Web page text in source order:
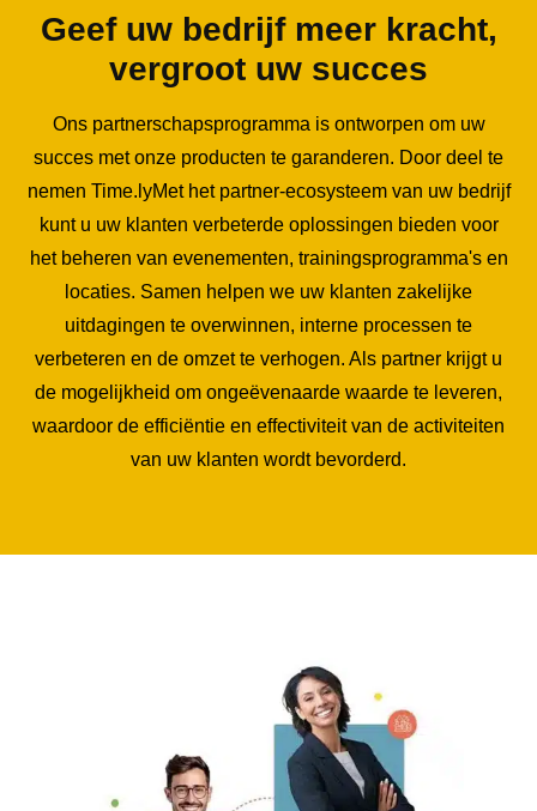
Geef uw bedrijf meer kracht,
vergroot uw succes
Ons partnerschapsprogramma is ontworpen om uw
succes met onze producten te garanderen. Door deel te
nemen Time.lyMet het partner-ecosysteem van uw bedrijf
kunt u uw klanten verbeterde oplossingen bieden voor
het beheren van evenementen, trainingsprogramma's en
locaties. Samen helpen we uw klanten zakelijke
uitdagingen te overwinnen, interne processen te
verbeteren en de omzet te verhogen. Als partner krijgt u
de mogelijkheid om ongeëvenaarde waarde te leveren,
waardoor de efficiëntie en effectiviteit van de activiteiten
van uw klanten wordt bevorderd.